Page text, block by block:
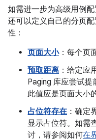
如需进一步为高级用例
还可以定义自己的分页
性：
页面大小：每个页
预取距离 ：给定应
Paging 库应尝试提
此值应是页面大小
占位符存在 ：确定
显示占位符。如需
讨，请参阅如何在